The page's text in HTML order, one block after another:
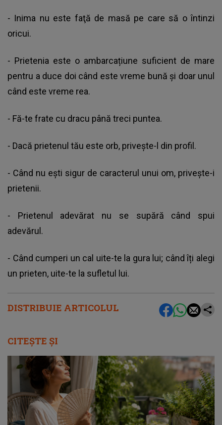
DISTRIBUIE ARTICOLUL
- Inima nu este faţă de masă pe care să o întinzi
oricui.
- Prietenia este o ambarcațiune suficient de mare
pentru a duce doi când este vreme bună și doar unul
când este vreme rea.
- Fă-te frate cu dracu până treci puntea.
- Dacă prietenul tău este orb, priveşte-l din profil.
- Când nu eşti sigur de caracterul unui om, priveşte-i
prietenii.
- Prietenul adevărat nu se supără când spui
adevărul.
- Când cumperi un cal uite-te la gura lui; când îți alegi
un prieten, uite-te la sufletul lui.
CITEȘTE ȘI